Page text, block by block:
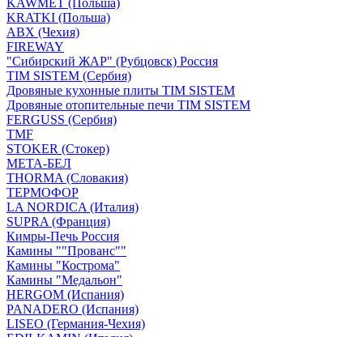
KAWMET (Польша)
KRATKI (Польша)
ABX (Чехия)
FIREWAY
"Сибирский ЖАР" (Рубцовск) Россия
TIM SISTEM (Сербия)
Дровяные кухонные плиты TIM SISTEM
Дровяные отопительные печи TIM SISTEM
FERGUSS (Сербия)
TMF
STOKER (Стокер)
МЕТА-БЕЛ
THORMA (Словакия)
ТЕРМОФОР
LA NORDICA (Италия)
SUPRA (Франция)
Кимры-Печь Россия
Камины ""Прованс""
Камины "Кострома"
Камины "Медальон"
HERGOM (Испания)
PANADERO (Испания)
LISEO (Германия-Чехия)